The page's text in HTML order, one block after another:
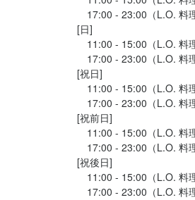
17:00 - 23:00（L.O. 料
[日]
11:00 - 15:00（L.O. 料
17:00 - 23:00（L.O. 料
[祝日]
11:00 - 15:00（L.O. 料
17:00 - 23:00（L.O. 料
[祝前日]
11:00 - 15:00（L.O. 料
17:00 - 23:00（L.O. 料
[祝後日]
11:00 - 15:00（L.O. 料
17:00 - 23:00（L.O. 料